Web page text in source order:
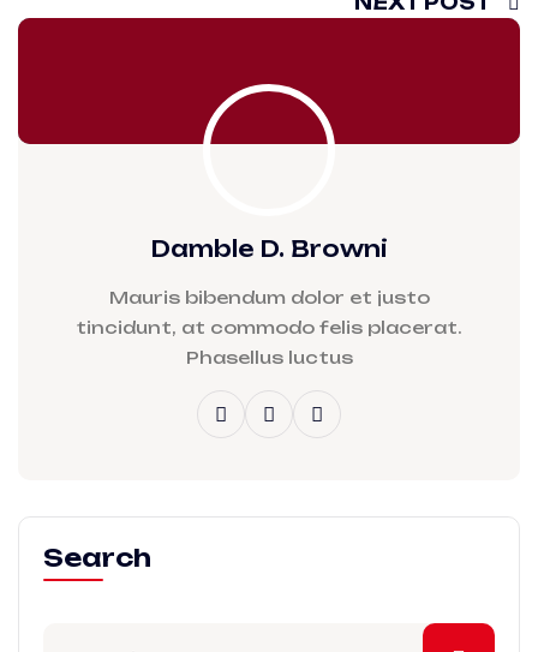
Damble D. Browni
Mauris bibendum dolor et justo
tincidunt, at commodo felis placerat.
Phasellus luctus
Search